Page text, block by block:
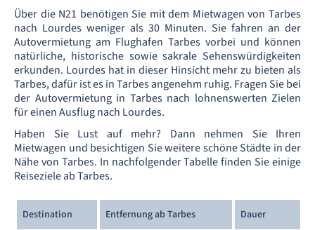
Über die N21 benötigen Sie mit dem Mietwagen von Tarbes
nach Lourdes weniger als 30 Minuten. Sie fahren an der
Autovermietung am Flughafen Tarbes vorbei und können
natürliche, historische sowie sakrale Sehenswürdigkeiten
erkunden. Lourdes hat in dieser Hinsicht mehr zu bieten als
Tarbes, dafür ist es in Tarbes angenehm ruhig. Fragen Sie bei
der Autovermietung in Tarbes nach lohnenswerten Zielen
für einen Ausflug nach Lourdes.
Haben Sie Lust auf mehr? Dann nehmen Sie Ihren
Mietwagen und besichtigen Sie weitere schöne Städte in der
Nähe von Tarbes. In nachfolgender Tabelle finden Sie einige
Reiseziele ab Tarbes.
Destination Entfernung ab Tarbes Dauer